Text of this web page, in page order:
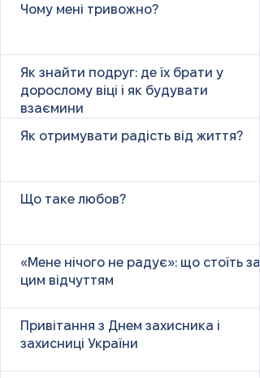
Чому мені тривожно?
Як знайти подруг: де їх брати у
дорослому віці і як будувати
взаємини
Як отримувати радість від життя?
Що таке любов?
«Мене нічого не радує»: що стоїть за
цим відчуттям
Привітання з Днем захисника і
захисниці України